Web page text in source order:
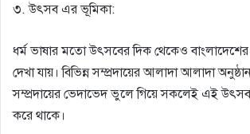
৩. উৎসব এর ভূমিকা:
ধর্ম ভাষার মতো উৎসবের দিক থেকেও বাংলাদেশের
দেখা যায়। বিভিন্ন সম্প্রদায়ের আলাদা আলাদা
সম্প্রদায়ের ভেদাভেদ ভুলে গিয়ে সকলেই এই
করে থাকে। ‌